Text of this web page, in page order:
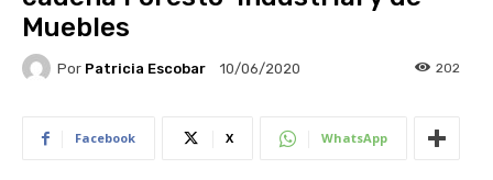
Muebles
Por Patricia Escobar 10/06/2020 202
Facebook X WhatsApp